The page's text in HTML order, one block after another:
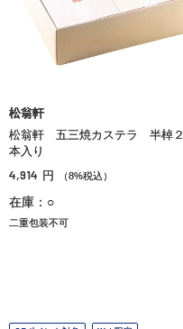
松翁軒
松翁軒 五三焼カステラ 半棹２
本入り
4,914 円 （8%税込）
在庫：○
二重包装不可